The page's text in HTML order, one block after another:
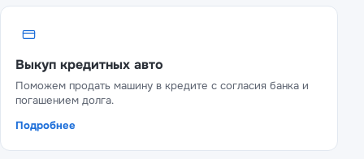
Выкуп кредитных авто
Поможем продать машину в кредите с согласия банка и
погашением долга.
Подробнее